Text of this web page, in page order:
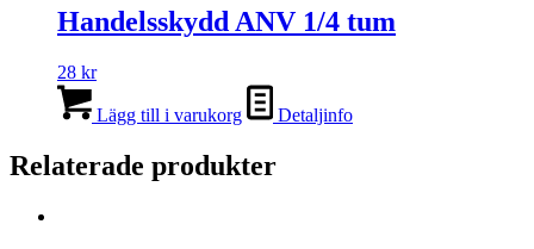
Handelsskydd ANV 1/4 tum
28 kr
Lägg till i varukorg Detaljinfo
Relaterade produkter